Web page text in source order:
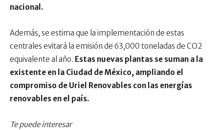
nacional.
Además, se estima que la implementación de estas
centrales evitará la emisión de 63,000 toneladas de CO2
equivalente al año. Estas nuevas plantas se suman a la
existente en la Ciudad de México, ampliando el
compromiso de Uriel Renovables con las energías
renovables en el país.
Te puede interesar